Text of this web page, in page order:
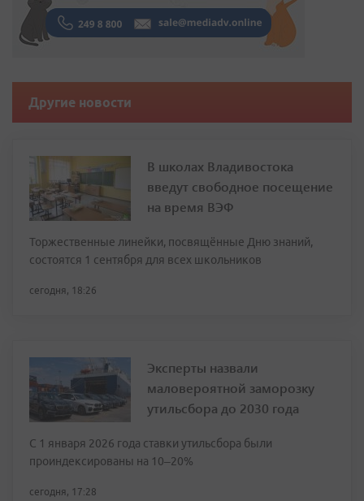
Другие новости
В школах Владивостока
введут свободное посещение
на время ВЭФ
Торжественные линейки, посвящённые Дню знаний,
состоятся 1 сентября для всех школьников
сегодня, 18:26
Эксперты назвали
маловероятной заморозку
утильсбора до 2030 года
С 1 января 2026 года ставки утильсбора были
проиндексированы на 10–20%
сегодня, 17:28